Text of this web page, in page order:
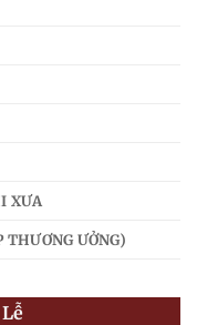
XƯA
ƯỞNG)